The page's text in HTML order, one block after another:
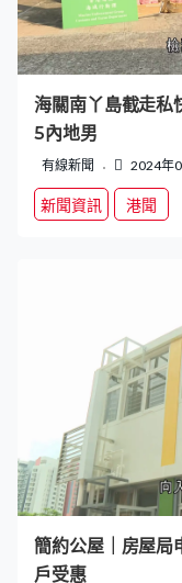
海關南丫島截走
5內地男
有線新聞 2024年
新聞資訊 港聞
簡約公屋｜房屋
戶受惠